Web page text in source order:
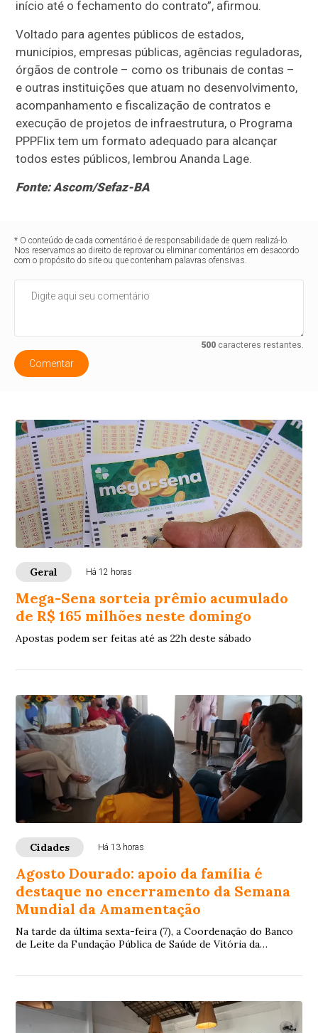
início até o fechamento do contrato”, afirmou.
Voltado para agentes públicos de estados,
municípios, empresas públicas, agências reguladoras,
órgãos de controle – como os tribunais de contas –
e outras instituições que atuam no desenvolvimento,
acompanhamento e fiscalização de contratos e
execução de projetos de infraestrutura, o Programa
PPPFlix tem um formato adequado para alcançar
todos estes públicos, lembrou Ananda Lage.
Fonte: Ascom/Sefaz-BA
* O conteúdo de cada comentário é de responsabilidade de quem realizá-lo.
Nos reservamos ao direito de reprovar ou eliminar comentários em desacordo
com o propósito do site ou que contenham palavras ofensivas.
500caracteres restantes.
Comentar
Geral Há 12 horas
Mega-Sena sorteia prêmio acumulado
de R$ 165 milhões neste domingo
Apostas podem ser feitas até as 22h deste sábado
Cidades Há 13 horas
Agosto Dourado: apoio da família é
destaque no encerramento da Semana
Mundial da Amamentação
Na tarde da última sexta-feira (7), a Coordenação do Banco
de Leite da Fundação Pública de Saúde de Vitória da